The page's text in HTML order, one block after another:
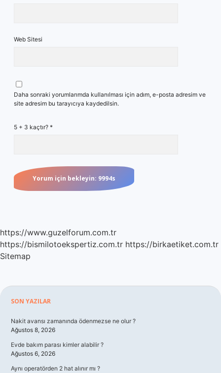
Web Sitesi
Daha sonraki yorumlarımda kullanılması için adım, e-posta adresim ve
site adresim bu tarayıcıya kaydedilsin.
5 + 3 kaçtır? *
https://www.guzelforum.com.tr
https://bismilotoekspertiz.com.tr https://birkaetiket.com.tr
Sitemap
Sidebar
SON YAZILAR
Nakit avansı zamanında ödenmezse ne olur ?
Ağustos 8, 2026
Evde bakım parası kimler alabilir ?
Ağustos 6, 2026
Aynı operatörden 2 hat alınır mı ?